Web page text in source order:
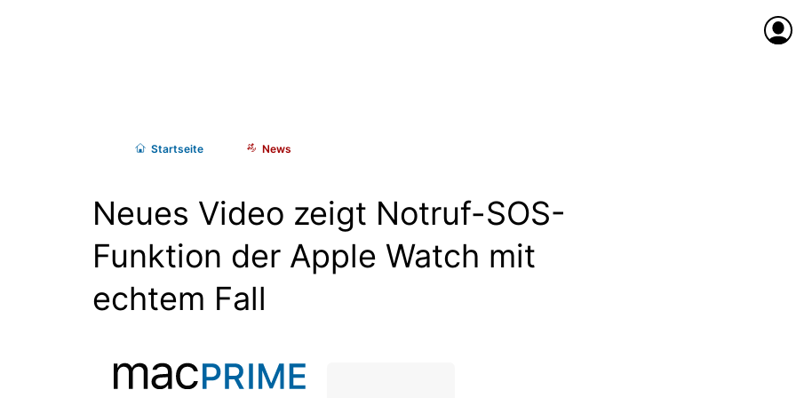
Startseite News
Neues Video zeigt Notruf-SOS-
Funktion der Apple Watch mit
echtem Fall